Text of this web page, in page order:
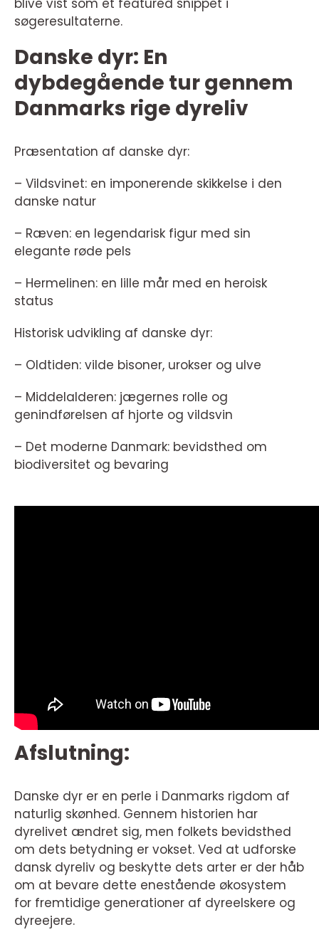
blive vist som et featured snippet i
søgeresultaterne.
Danske dyr: En
dybdegående tur gennem
Danmarks rige dyreliv
Præsentation af danske dyr:
– Vildsvinet: en imponerende skikkelse i den
danske natur
– Ræven: en legendarisk figur med sin
elegante røde pels
– Hermelinen: en lille mår med en heroisk
status
Historisk udvikling af danske dyr:
– Oldtiden: vilde bisoner, urokser og ulve
– Middelalderen: jægernes rolle og
genindførelsen af hjorte og vildsvin
– Det moderne Danmark: bevidsthed om
biodiversitet og bevaring
Afslutning:
Danske dyr er en perle i Danmarks rigdom af
naturlig skønhed. Gennem historien har
dyrelivet ændret sig, men folkets bevidsthed
om dets betydning er vokset. Ved at udforske
dansk dyreliv og beskytte dets arter er der håb
om at bevare dette enestående økosystem
for fremtidige generationer af dyreelskere og
dyreejere.